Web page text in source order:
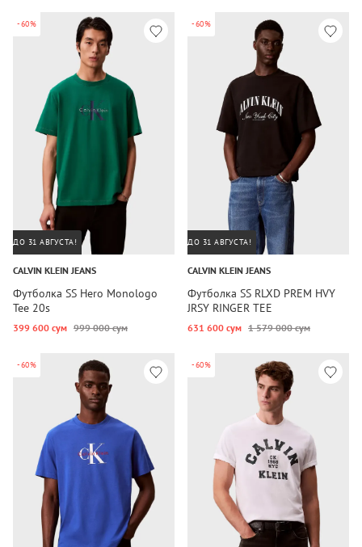
-60%
ДО 31 АВГУСТА!
CALVIN KLEIN JEANS
Футболка SS Hero Monologo
Tee 20s
399 600 сум 999 000 сум
-60%
ДО 31 АВГУСТА!
CALVIN KLEIN JEANS
Футболка SS RLXD PREM HVY
JRSY RINGER TEE
631 600 сум 1 579 000 сум
-60% -60%